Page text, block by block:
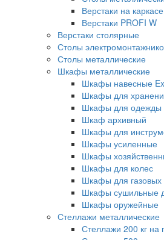
Верстаки на
Верстаки PROFI W
Верстаки столярные
Столы
Столы металлические
Шкафы металлические
Шкафы навесные
Шкафы для
Шкафы для одежды
Шкаф архивный
Шкафы для
Шкафы усиленные
Шкафы
Шкафы для колес
Шкафы для газовых
Шкафы сушильные
Шкафы оружейные
Стеллажи металлические
Стеллажи 200 кг на